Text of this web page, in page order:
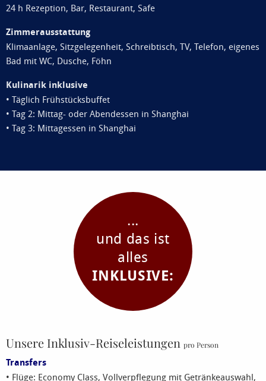
24 h Rezeption, Bar, Restaurant, Safe
Zimmerausstattung
Klimaanlage, Sitzgelegenheit, Schreibtisch, TV, Telefon, eigenes
Bad mit WC, Dusche, Föhn
Kulinarik inklusive
• Täglich Frühstücksbuffet
• Tag 2: Mittag- oder Abendessen in Shanghai
• Tag 3: Mittagessen in Shanghai
...
und das ist
alles
INKLUSIVE:
Unsere Inklusiv-Reiseleistungen pro Person
Transfers
• Flüge: Economy Class, Vollverpflegung mit Getränkeauswahl,